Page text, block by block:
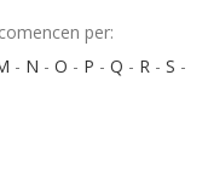
per:
- N - O - P - Q - R - S -